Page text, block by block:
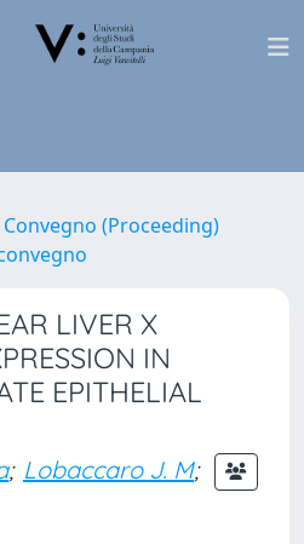
(Proceeding)
LIVER X
IN
EPITHELIAL
; Lobaccaro J. M;